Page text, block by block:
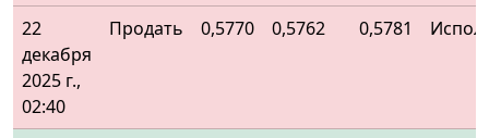
22
декабря
2025 г.,
02:40
Продать 0,5770 0,5762 0,5781